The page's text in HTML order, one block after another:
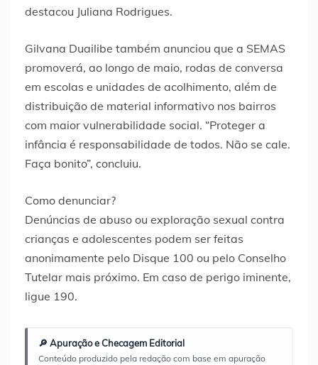
destacou Juliana Rodrigues.
Gilvana Duailibe também anunciou que a SEMAS
promoverá, ao longo de maio, rodas de conversa
em escolas e unidades de acolhimento, além de
distribuição de material informativo nos bairros
com maior vulnerabilidade social. “Proteger a
infância é responsabilidade de todos. Não se cale.
Faça bonito”, concluiu.
Como denunciar?
Denúncias de abuso ou exploração sexual contra
crianças e adolescentes podem ser feitas
anonimamente pelo Disque 100 ou pelo Conselho
Tutelar mais próximo. Em caso de perigo iminente,
ligue 190.
🔎 Apuração e Checagem Editorial
Conteúdo produzido pela redação com base em apuração